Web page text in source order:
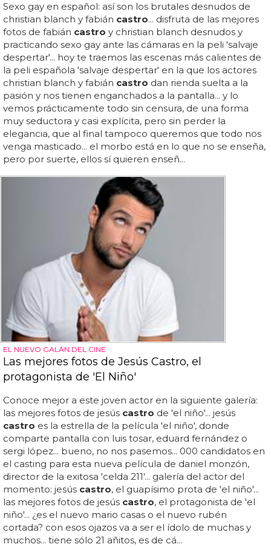
Sexo gay en español: así son los brutales desnudos de
christian blanch y fabián castro... disfruta de las mejores
fotos de fabián castro y christian blanch desnudos y
practicando sexo gay ante las cámaras en la peli 'salvaje
despertar'... hoy te traemos las escenas más calientes de
la peli española 'salvaje despertar' en la que los actores
christian blanch y fabián castro dan rienda suelta a la
pasión y nos tienen enganchados a la pantalla... y lo
vemos prácticamente todo sin censura, de una forma
muy seductora y casi explícita, pero sin perder la
elegancia, que al final tampoco queremos que todo nos
venga masticado... el morbo está en lo que no se enseña,
pero por suerte, ellos sí quieren enseñ...
EL NUEVO GALÁN DEL CINE
Las mejores fotos de Jesús Castro, el
protagonista de 'El Niño'
Conoce mejor a este joven actor en la siguiente galería:
las mejores fotos de jesús castro de 'el niño'... jesús
castro es la estrella de la película 'el niño', donde
comparte pantalla con luis tosar, eduard fernández o
sergi lópez... bueno, no nos pasemos... 000 candidatos en
el casting para esta nueva película de daniel monzón,
director de la exitosa 'celda 211'... galería del actor del
momento: jesús castro, el guapísimo prota de 'el niño'...
las mejores fotos de jesús castro, el protagonista de 'el
niño'... ¿es el nuevo mario casas o el nuevo rubén
cortada? con esos ojazos va a ser el ídolo de muchas y
muchos... tiene sólo 21 añitos, es de cá...